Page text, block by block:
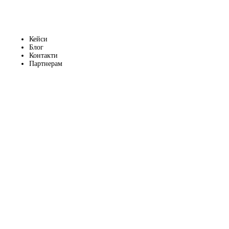
Кейси
Блог
Контакти
Партнерам